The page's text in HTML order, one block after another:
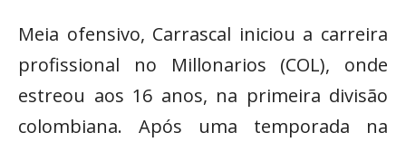
Meia ofensivo, Carrascal iniciou a carreira
profissional no Millonarios (COL), onde
estreou aos 16 anos, na primeira divisão
colombiana. Após uma temporada na